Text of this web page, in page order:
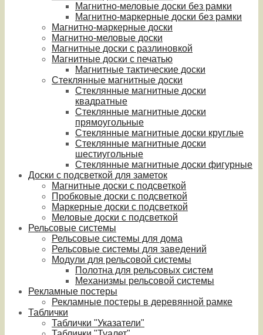
Магнитно-меловые доски без рамки
Магнитно-маркерные доски без рамки
Магнитно-маркерные доски
Магнитно-меловые доски
Магнитные доски с разлиновкой
Магнитные доски с печатью
Магнитные тактические доски
Стеклянные магнитные доски
Стеклянные магнитные доски
квадратные
Стеклянные магнитные доски
прямоугольные
Стеклянные магнитные доски круглые
Стеклянные магнитные доски
шестиугольные
Стеклянные магнитные доски фигурные
Доски с подсветкой для заметок
Магнитные доски с подсветкой
Пробковые доски с подсветкой
Маркерные доски с подсветкой
Меловые доски с подсветкой
Рельсовые системы
Рельсовые системы для дома
Рельсовые системы для заведений
Модули для рельсовой системы
Полотна для рельсовых систем
Механизмы рельсовой системы
Рекламные постеры
Рекламные постеры в деревянной рамке
Таблички
Таблички "Указатели"